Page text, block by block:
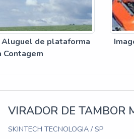
de plataforma
VIRADOR DE TAMBOR
SKINTECH TECNOLOGIA / SP